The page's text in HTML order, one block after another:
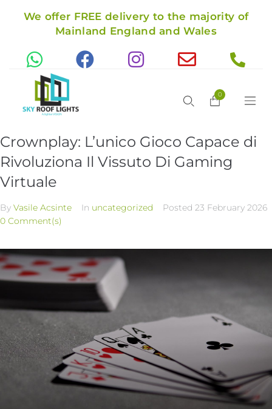
We offer FREE delivery to the majority of
Mainland England and Wales
0
Crownplay: L’unico Gioco Capace di
Rivoluziona Il Vissuto Di Gaming
Virtuale
By Vasile Acsinte In uncategorized Posted 23 February 2026
0 Comment(s)